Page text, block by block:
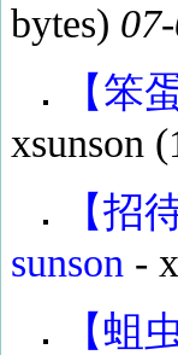
bytes)
【笨
xsunson
【招
sunson -
【蛆